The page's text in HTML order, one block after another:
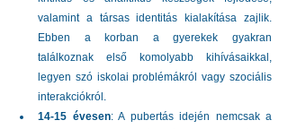
valamint a társas identitás kialakítása zajlik.
Ebben a korban a gyerekek gyakran
találkoznak első komolyabb kihívásaikkal,
legyen szó iskolai problémákról vagy szociális
interakciókról.
14-15 évesen: A pubertás idején nemcsak a